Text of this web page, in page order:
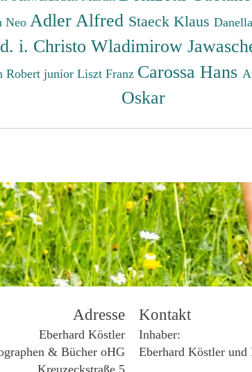
Neo Adler Alfred Staeck Klaus
i. Christo Wladimirow
Robert junior Liszt Franz Carossa Hans
Oskar
Adresse
Eberhard Köstler
& Bücher oHG
Kontakt
Inhaber:
Eberhard Köstler und